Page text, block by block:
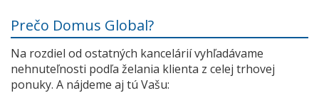
Prečo Domus Global?
Na rozdiel od ostatných kancelárií vyhľadávame
nehnuteľnosti podľa želania klienta z celej trhovej
ponuky. A nájdeme aj tú Vašu: